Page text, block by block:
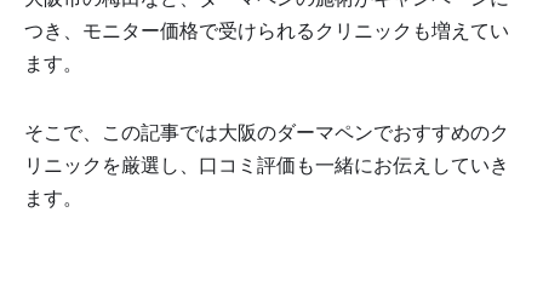
つき、モニター価格で受けられるクリニックも増えてい
ます。
そこで、この記事では大阪のダーマペンでおすすめのク
リニックを厳選し、口コミ評価も一緒にお伝えしていき
ます。